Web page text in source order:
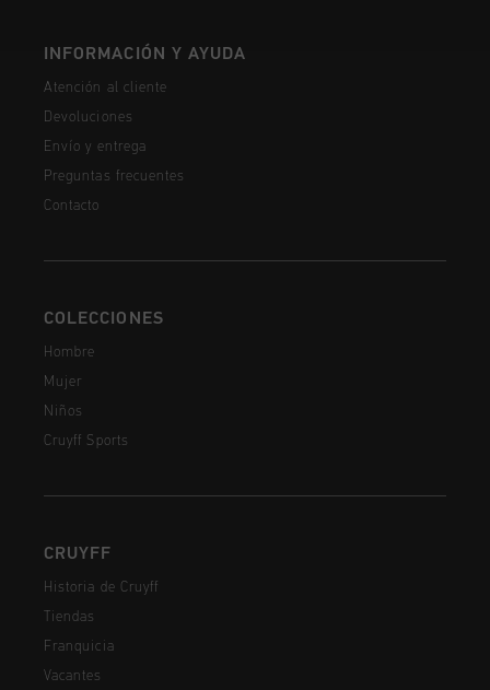
INFORMACIÓN Y AYUDA
Atención al cliente
Devoluciones
Envío y entrega
Preguntas frecuentes
Contacto
COLECCIONES
Hombre
Mujer
Niños
Cruyff Sports
CRUYFF
Historia de Cruyff
Tiendas
Franquicia
Vacantes